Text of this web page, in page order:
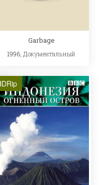
Garbage
1996, Документальный